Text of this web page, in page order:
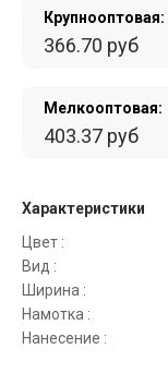
Крупнооптовая:
366.70 руб
Мелкооптовая:
403.37 руб
Характеристики
Цвет :
Вид :
Ширина :
Намотка :
Нанесение :